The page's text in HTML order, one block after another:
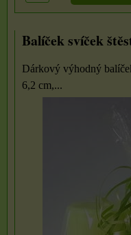
Balíček svíček
Dárkový výhodný
6,2 cm,...